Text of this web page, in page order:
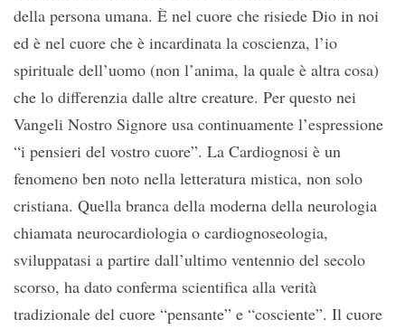
della persona umana. È nel cuore che risiede Dio in noi
ed è nel cuore che è incardinata la coscienza, l’io
spirituale dell’uomo (non l’anima, la quale è altra cosa)
che lo differenzia dalle altre creature. Per questo nei
Vangeli Nostro Signore usa continuamente l’espressione
“i pensieri del vostro cuore”. La Cardiognosi è un
fenomeno ben noto nella letteratura mistica, non solo
cristiana. Quella branca della moderna della neurologia
chiamata neurocardiologia o cardiognoseologia,
sviluppatasi a partire dall’ultimo ventennio del secolo
scorso, ha dato conferma scientifica alla verità
tradizionale del cuore “pensante” e “cosciente”. Il cuore